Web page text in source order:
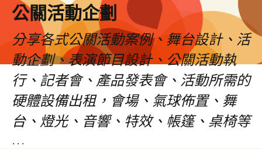
公關活動企劃
分享各式公關活動案例、舞台設計、活
動企劃、表演節目設計、公關活動執
行、記者會、產品發表會、活動所需的
硬體設備出租，會場、氣球佈置、舞
台、燈光、音響、特效、帳篷、桌椅等
…